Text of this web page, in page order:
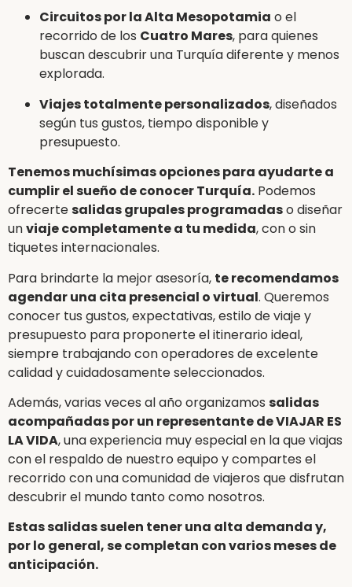
Circuitos por la Alta Mesopotamia o el
recorrido de los Cuatro Mares, para quienes
buscan descubrir una Turquía diferente y menos
explorada.
Viajes totalmente personalizados, diseñados
según tus gustos, tiempo disponible y
presupuesto.
Tenemos muchísimas opciones para ayudarte a
cumplir el sueño de conocer Turquía. Podemos
ofrecertesalidas grupales programadaso diseñar
unviaje completamente a tu medida, con o sin
tiquetes internacionales.
Para brindarte la mejor asesoría, te recomendamos
agendar una cita presencial o virtual. Queremos
conocer tus gustos, expectativas, estilo de viaje y
presupuesto para proponerte el itinerario ideal,
siempre trabajando con operadores de excelente
calidad y cuidadosamente seleccionados.
Además, varias veces al año organizamos salidas
acompañadas por un representante de VIAJAR ES
LA VIDA, una experiencia muy especial en la que viajas
con el respaldo de nuestro equipo y compartes el
recorrido con una comunidad de viajeros que disfrutan
descubrir el mundo tanto como nosotros.
Estas salidas suelen tener una alta demanda y,
por lo general, se completan con varios meses de
anticipación.